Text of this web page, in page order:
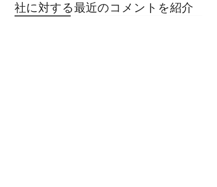
社に対する最近のコメントを紹介